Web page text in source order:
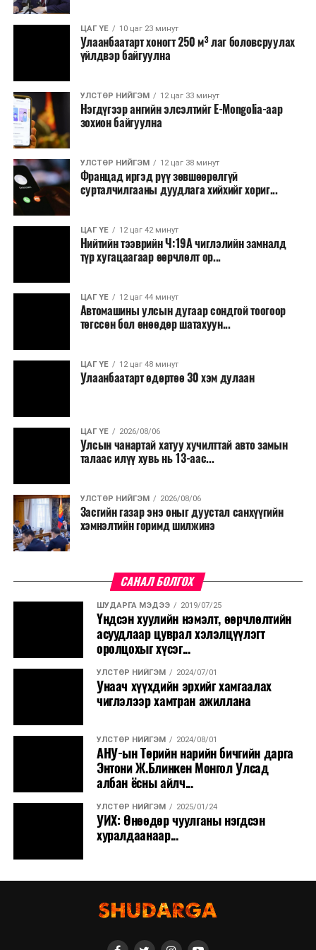
Зайлшгүй шаардлагагүй тоног төхөөрөмж,
тавилга, автомашин худалдан авах;
Батлан хамгаалах, хууль зүйн салбараас бусад
Хуулиар заавал мэдээлэхээс бусад кино,
контент, хэвлэлийн зардал;
Заавал олгохоос бусад тэтгэмж, урамшуулал.
Санхүүгийн хэмнэлтийн горимыг 2026 оны
арванхоёрдугаар сарын 31 хүртэл мөрдөнө. Харин
эрүүл мэндийн салбар уг хэмнэлтийн горимд
хамрагдахгүй бөгөөд цэцэрлэг, сургуулийн хүүхдийн
эрт илрүүлэг, вакцинжуулалт, томуу, томуу төст
өвчний эсрэг арга хэмжээ зэрэг зайлшгүй
үргэлжилнэ гэж Ерөнхий сайд Н.Учрал онцоллоо.
Мөн бүх шатны төсвийн ерөнхийлөн захирагч нарт
салбар бүрдээ урсгал зардлыг 20 хувиар бууруулах,
нөхөн томилгоо хийхгүй байх, аялал, амралт, зугаалга,
хамт олны урлаг, спортын арга хэмжээг зохион
байгуулахгүй байх, төрийн албанд шинэ орон тоо бий
сургалтыг цахим хэлбэрт шилжүүлэх, төрийн албан
хаагчдыг зарим өдрүүдэд цахимаар ажиллуулах арга
хэмжээг үргэлжлүүлэхийг үүрэг болголоо.
Төсвийн сахилга бат сайжирч, эдийн засгийн нөхцөл
байдал хэвийн болсон тохиолдолд эдгээр
хязгаарлалтыг үе шаттайгаар сулруулах юм.
ЦАГ ҮЕ 10 цаг 23 минут
Улаанбаатарт хоногт 250 м³ лаг боловсруулах
үйлдвэр байгуулна
УЛСТӨР НИЙГЭМ 12 цаг 33 минут
Нэгдүгээр ангийн элсэлтийг E-Mongolia-аар
зохион байгуулна
УЛСТӨР НИЙГЭМ 12 цаг 38 минут
Францад иргэд рүү зөвшөөрөлгүй
сурталчилгааны дуудлага хийхийг хориг...
ЦАГ ҮЕ 12 цаг 42 минут
Нийтийн тээврийн Ч:19А чиглэлийн замналд
түр хугацаагаар өөрчлөлт ор...
ЦАГ ҮЕ 12 цаг 44 минут
Автомашины улсын дугаар сондгой тоогоор
төгссөн бол өнөөдөр шатахуун...
ЦАГ ҮЕ 12 цаг 48 минут
Улаанбаатарт өдөртөө 30 хэм дулаан
ЦАГ ҮЕ 2026/08/06
Улсын чанартай хатуу хучилттай авто замын
талаас илүү хувь нь 13-аас...
УЛСТӨР НИЙГЭМ 2026/08/06
Засгийн газар энэ оныг дуустал санхүүгийн
хэмнэлтийн горимд шилжинэ
САНАЛ БОЛГОХ
ШУДАРГА МЭДЭЭ 2019/07/25
Үндсэн хуулийн нэмэлт, өөрчлөлтийн
асуудлаар цуврал хэлэлцүүлэгт
оролцохыг хүсэг...
УЛСТӨР НИЙГЭМ 2024/07/01
Унаач хүүхдийн эрхийг хамгаалах
чиглэлээр хамтран ажиллана
УЛСТӨР НИЙГЭМ 2024/08/01
АНУ-ын Төрийн нарийн бичгийн дарга
Энтони Ж.Блинкен Монгол Улсад
албан ёсны айлч...
УЛСТӨР НИЙГЭМ 2025/01/24
УИХ: Өнөөдөр чуулганы нэгдсэн
хуралдаанаар...